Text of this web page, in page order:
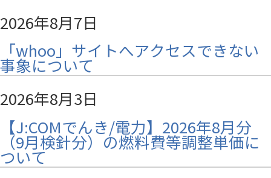
2026年8月7日
「whoo」サイトへアクセスできない
事象について
2026年8月3日
【J:COMでんき/電力】2026年8月分
（9月検針分）の燃料費等調整単価に
ついて